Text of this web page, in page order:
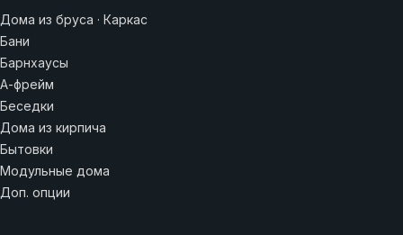
Дома из бруса · Каркас
Бани
Барнхаусы
А-фрейм
Беседки
Дома из кирпича
Бытовки
Модульные дома
Доп. опции